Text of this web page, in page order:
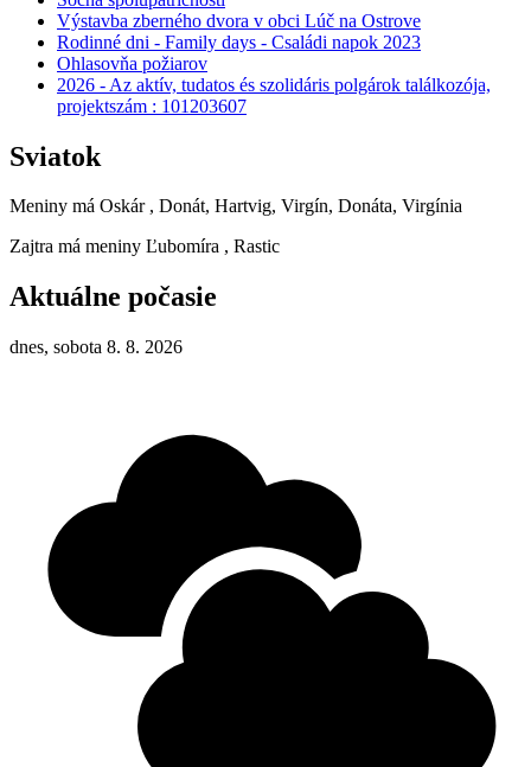
Výstavba zberného dvora v obci Lúč na Ostrove
Rodinné dni - Family days - Családi napok 2023
Ohlasovňa požiarov
2026 - Az aktív, tudatos és szolidáris polgárok találkozója,
projektszám : 101203607
Sviatok
Meniny má Oskár , Donát, Hartvig, Virgín, Donáta, Virgínia
Zajtra má meniny Ľubomíra , Rastic
Aktuálne počasie
dnes, sobota 8. 8. 2026